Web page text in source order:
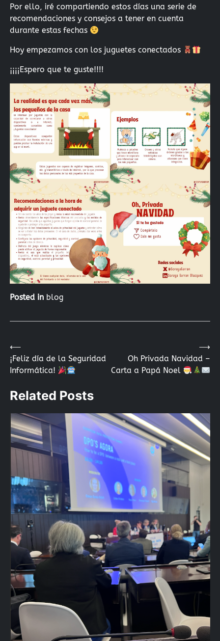
Por ello, iré compartiendo estos días una serie de
recomendaciones y consejos a tener en cuenta
durante estas fechas
Hoy empezamos con los juguetes conectados
¡¡¡¡Espero que te guste!!!!
Posted in blog
Navegación
entradas
⟵
¡Feliz día de la Seguridad
Informática!
Oh Privada Navidad –
Carta a Papá Noel
⟶
Related Posts